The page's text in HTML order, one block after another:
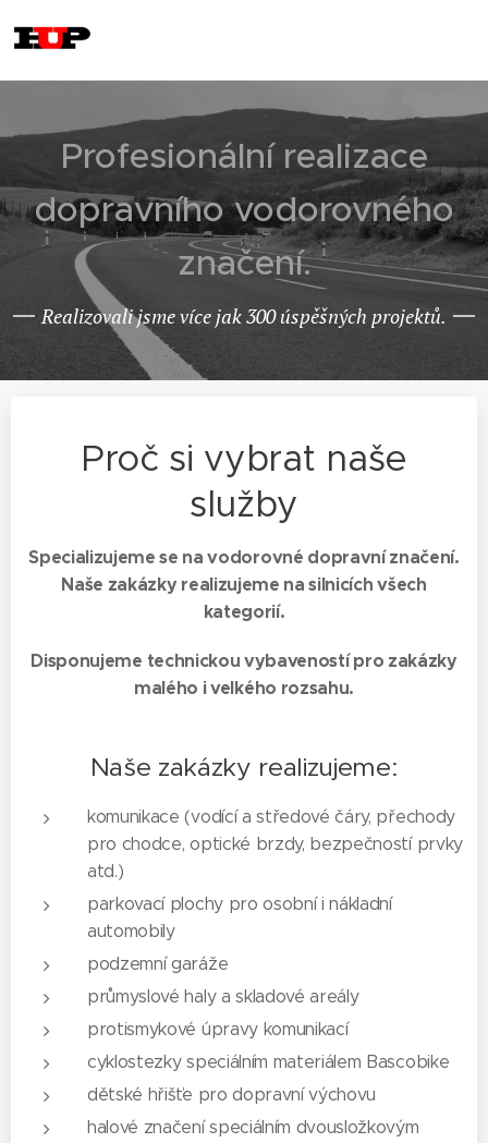
Profesionální realizace
dopravního vodorovného
značení.
Realizovali jsme více jak 300 úspěšných projektů.
Proč si vybrat naše
služby
Specializujeme se na vodorovné dopravní značení.
Naše zakázky realizujeme na silnicích všech
kategorií.
Disponujeme technickou vybaveností pro zakázky
malého i velkého rozsahu.
Naše zakázky realizujeme:
komunikace (vodící a středové čáry, přechody
pro chodce, optické brzdy, bezpečností prvky
atd.)
parkovací plochy pro osobní i nákladní
automobily
podzemní garáže
průmyslové haly a skladové areály
protismykové úpravy komunikací
cyklostezky speciálním materiálem Bascobike
dětské hřišťe pro dopravní výchovu
halové značení speciálním dvousložkovým